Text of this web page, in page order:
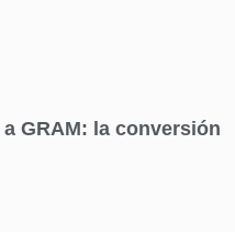
GRAM: la conversión